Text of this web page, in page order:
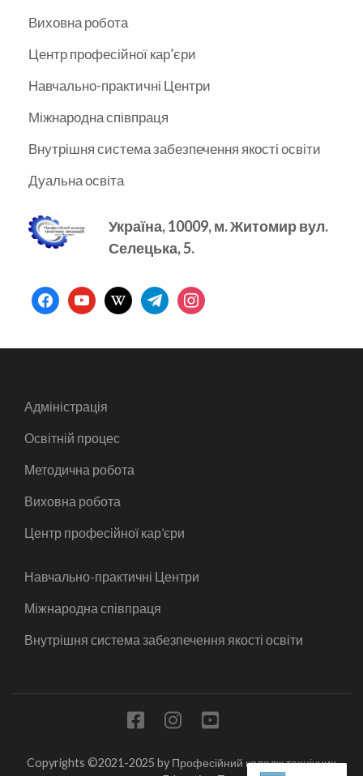
Виховна робота
Центр професійної кар’єри
Навчально-практичні Центри
Міжнародна співпраця
Внутрішня система забезпечення якості освіти
Дуальна освіта
Україна, 10009, м.Житомир вул.
Селецька, 5.
facebookyoutubewikipediatelegraminstagram
Адміністрація
Освітній процес
Методична робота
Виховна робота
Центр професійної кар’єри
Навчально-практичні Центри
Міжнародна співпраця
Внутрішня система забезпечення якості освіти
Copyrights ©2021-2025 by Професійний коледж технічних